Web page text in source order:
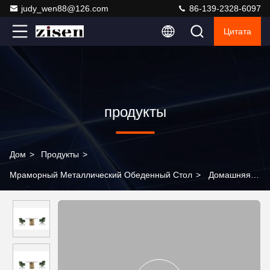
judy_wen88@126.com 86-139-2328-6097
Цитата
продукты
Дом > Продукты >
Мраморный Металлический Обеденный Стол > Домашняя
современный дизайн столик с стульями